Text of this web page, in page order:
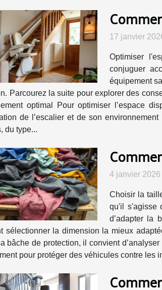
17 janvier
Optimiser
conjuguer
équipement
Parcourez la suite pour explorer des
optimal Pour optimiser l’espace
de l’escalier et de son
du type...
4 janvier 2026
Choisir la
qu'il s'agisse
d’adapter la
sélectionner la dimension la mieux
bâche de protection, il convient
pour protéger des véhicules contre les